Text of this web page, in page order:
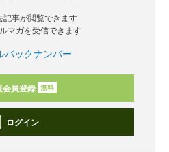
記事が閲覧できます
マガを受信できます
バックナンバー
会員登録 無料
ログイン